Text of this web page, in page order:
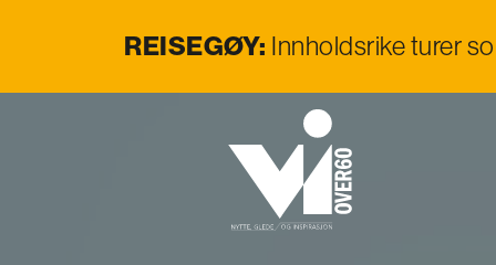
REISEGØY: Innholdsrike turer